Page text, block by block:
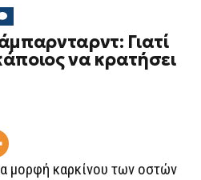
Η
ΚΡΑΤΉΣΕΙ
Γιατί
να κρατήσει
μορφή καρκίνου των οστών